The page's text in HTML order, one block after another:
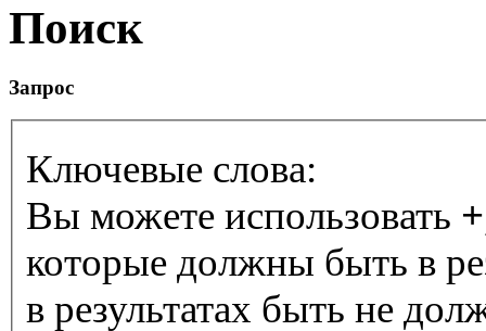
Поиск
Запрос
Ключевые слова:
Вы можете использовать +
которые должны быть в
в результатах быть не